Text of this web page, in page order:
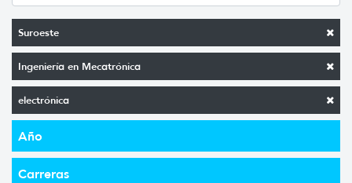
Suroeste
Ingeniería en Mecatrónica
electrónica
Año
Carreras